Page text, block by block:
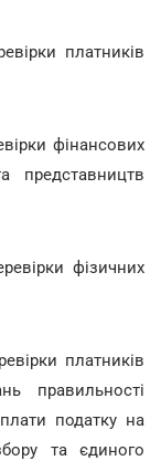
платників
фінансових
представництв
фізичних
платників
правильності
податку на
та єдиного